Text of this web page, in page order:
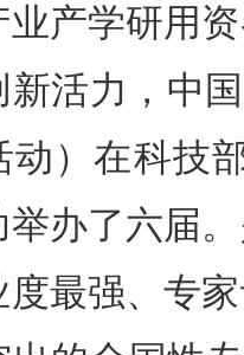
业产学研用
新活力，中
动）在科技
举办了六届
度最强、专